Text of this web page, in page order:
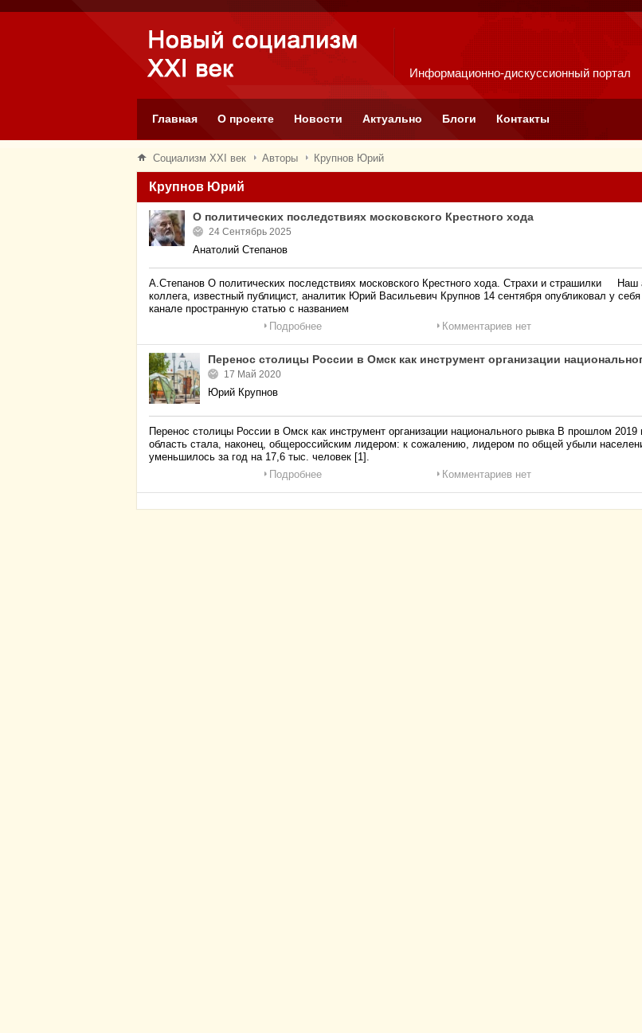
Информационно-дискуссионный портал
Главная О проекте Новости Актуально Блоги Контакты
Социализм XXI век Авторы Крупнов Юрий
Крупнов Юрий
О политических последствиях московского Крестного хода
24 Сентябрь 2025
Анатолий Степанов
А.Степанов О политических последствиях московского Крестного хода. Страхи и страшилки Наш
коллега, известный публицист, аналитик Юрий Васильевич Крупнов 14 сентября опубликовал у
канале пространную статью с названием
Подробнее
Комментариев нет
Перенос столицы России в Омск как инструмент организации
17 Май 2020
Юрий Крупнов
Перенос столицы России в Омск как инструмент организации национального рывка В прошлом 2019
область стала, наконец, общероссийским лидером: к сожалению, лидером по общей убыли
уменьшилось за год на 17,6 тыс. человек [1].
Подробнее
Комментариев нет